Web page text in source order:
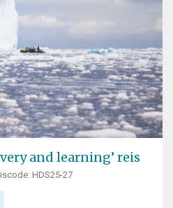
and learning’ reis
HDS25-27